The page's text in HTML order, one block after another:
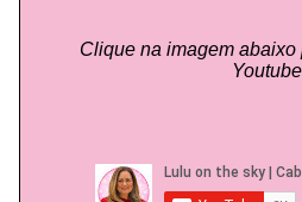
Clique na imagem abaixo
Youtube